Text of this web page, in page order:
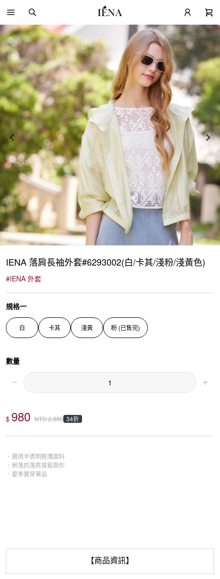
IENA 落肩長袖外套#6293002(白/卡其/淺粉/淺黃色)
#IENA 外套
規格一
白 卡其 淺黃 粉 (已售完)
數量
$ 980 NTD2,880 34折
．選用半透明輕薄面料
．俐落的落肩寬鬆廓形
．夏季實穿單品
【商品資訊】